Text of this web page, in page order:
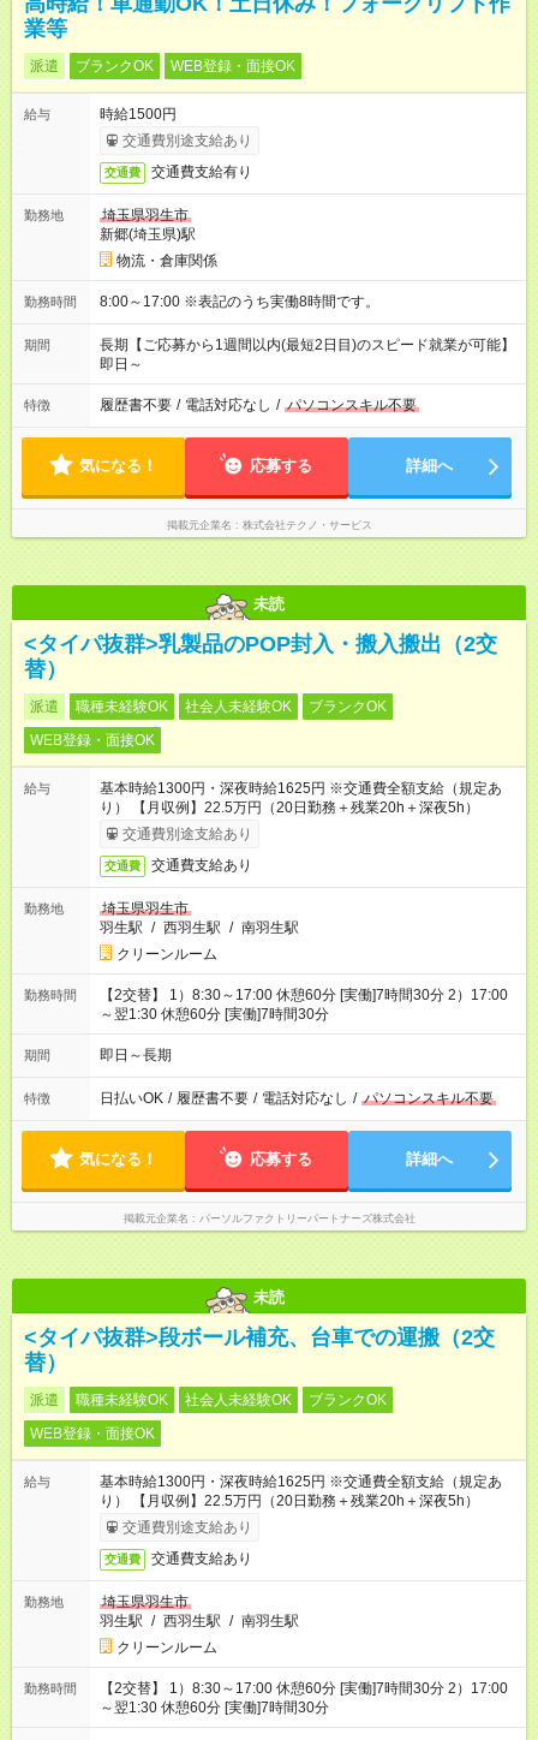
業等
派遣 ブランクOK WEB登録・面接OK
給与
時給1500円
交通費別途支給あり
交通費 交通費支給有り
勤務地
埼玉県羽生市
新郷(埼玉県)駅
物流・倉庫関係
勤務時間 8:00～17:00 ※表記のうち実働8時間です。
期間
長期【ご応募から1週間以内(最短2日目)のスピード就業が可能】
即日～
特徴 履歴書不要 / 電話対応なし / パソコンスキル不要
気になる！ 応募する 詳細へ
掲載元企業名 株式会社テクノ・サービス
未読
<タイパ抜群>乳製品のPOP封入・搬入搬出（2交
替）
派遣 職種未経験OK 社会人未経験OK
ブランクOK
WEB登録・面接OK
給与
基本時給1300円・深夜時給1625円 ※交通費全額支給（規定あ
り） 【月収例】22.5万円（20日勤務＋残業20h＋深夜5h）
交通費別途支給あり
交通費 交通費支給あり
勤務地
埼玉県羽生市
羽生駅 / 西羽生駅 / 南羽生駅
クリーンルーム
勤務時間
【2交替】 1）8:30～17:00 休憩60分 [実働]7時間30分 2）17:00
～翌1:30 休憩60分 [実働]7時間30分
期間 即日～長期
特徴 日払いOK / 履歴書不要 / 電話対応なし / パソコンスキル不要
気になる！ 応募する 詳細へ
掲載元企業名 パーソルファクトリーパートナーズ株式会社
未読
<タイパ抜群>段ボール補充、台車での運搬（2交
替）
派遣 職種未経験OK 社会人未経験OK
ブランクOK
WEB登録・面接OK
給与
基本時給1300円・深夜時給1625円 ※交通費全額支給（規定あ
り） 【月収例】22.5万円（20日勤務＋残業20h＋深夜5h）
交通費別途支給あり
交通費 交通費支給あり
勤務地
埼玉県羽生市
羽生駅 / 西羽生駅 / 南羽生駅
クリーンルーム
勤務時間
【2交替】 1）8:30～17:00 休憩60分 [実働]7時間30分 2）17:00
～翌1:30 休憩60分 [実働]7時間30分